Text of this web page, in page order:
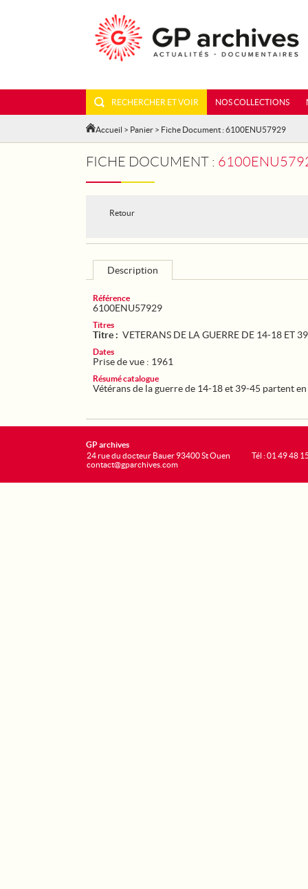
RECHERCHER ET VOIR NOS COLLECTIONS
Accueil > Panier > Fiche Document : 6100ENU57929
FICHE DOCUMENT :
Retour
Description
Référence
6100ENU57929
Titres
Titre : VETERANS DE LA GUERRE DE 14-18 ET
Dates
Prise de vue : 1961
Résumé catalogue
Vétérans de la guerre de 14-18 et 39-45 partent
GP archives
24 rue du docteur Bauer 93400 St Ouen
contact@gparchives.com
Tél : 01 49 48